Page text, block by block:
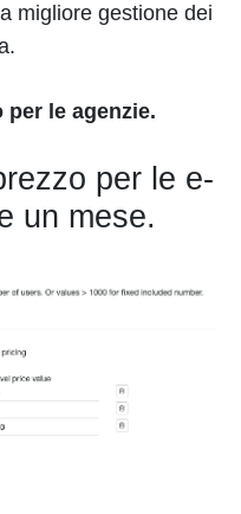
migliore gestione dei
le agenzie.
per le e-
un mese.